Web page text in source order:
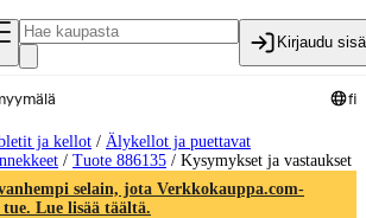
Kirjaudu
fi
ja kellot / Älykellot ja puettavat
/ Tuote 886135 / Kysymykset ja vastaukset
selain, jota Verkkokauppa.com-
tue. Lue lisää täältä.